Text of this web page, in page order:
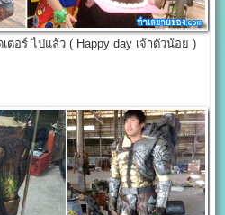
อร์ ไปแล้ว ( Happy day เจ้าตัวน้อย )